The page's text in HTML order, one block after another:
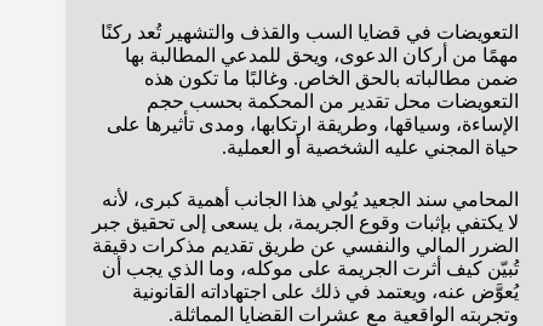
التعويضات في قضايا السب والقذف والتشهير تُعد ركنًا
مهمًا من أركان الدعوى، ويحق للمدعي المطالبة بها
ضمن مطالباته بالحق الخاص. وغالبًا ما تكون هذه
التعويضات محل تقدير من المحكمة بحسب حجم
الإساءة، وسياقها، وطريقة ارتكابها، ومدى تأثيرها على
حياة المجني عليه الشخصية أو العملية.
المحامي سند الجعيد يُولي هذا الجانب أهمية كبرى، لأنه
لا يكتفي بإثبات وقوع الجريمة، بل يسعى إلى تحقيق جبر
الضرر المالي والنفسي عن طريق تقديم مذكرات دقيقة
تُبيّن كيف أثرت الجريمة على موكله، وما الذي يجب أن
يُعوَّض عنه، ويعتمد في ذلك على اجتهاداته القانونية
وتجربته الواقعية مع عشرات القضايا المماثلة.